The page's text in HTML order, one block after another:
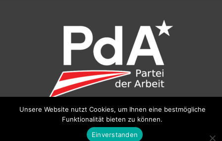
Partei der Arbeit (PdA), Bundesbüro: Drorygasse 21, 1030
pda@parteiderarbeit.at
Unsere Website nutzt Cookies, um Ihnen eine bestmögliche
Funktionalität bieten zu können.
Einverstanden